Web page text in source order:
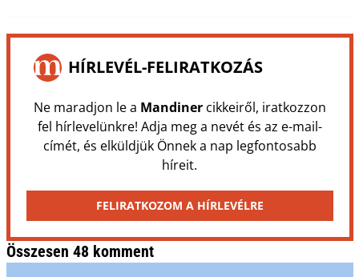
HÍRLEVÉL-FELIRATKOZÁS
Ne maradjon le a Mandinercikkeiről, iratkozzon
fel hírlevelünkre! Adja meg a nevét és az e-mail-
címét, és elküldjük Önnek a nap legfontosabb
híreit.
FELIRATKOZOM A HÍRLEVÉLRE
Összesen 48 komment